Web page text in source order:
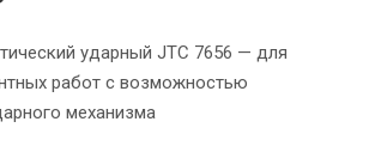
ударный JTC 7656 — для
работ с возможностью
механизма